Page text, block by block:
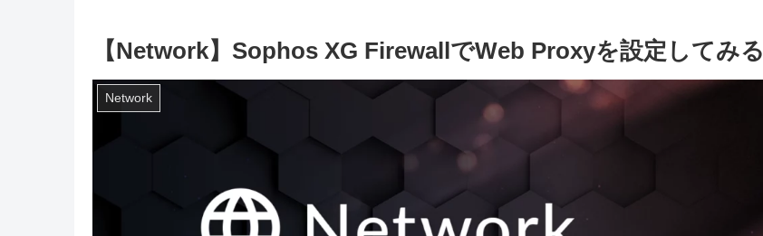
【Network】Sophos XG FirewallでWeb Proxyを設定してみる
Network